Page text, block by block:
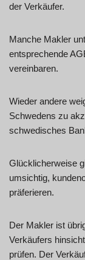
der Verkäufer.
Manche Makler
entsprechende
vereinbaren.
Wieder andere
Schwedens zu
schwedisches
Glücklicherweise
umsichtig,
präferieren.
Der Makler ist
Verkäufers
prüfen. Der